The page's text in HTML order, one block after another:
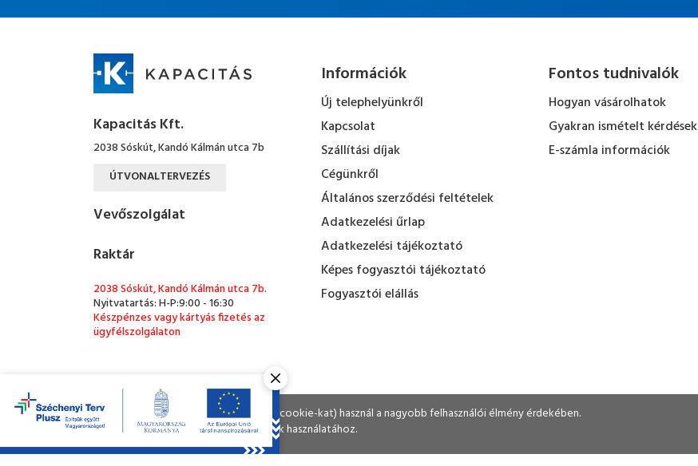
Kapacitás Kft.
2038 Sóskút, Kandó Kálmán utca 7b
ÚTVONALTERVEZÉS
Vevőszolgálat
Raktár
2038 Sóskút, Kandó Kálmán utca 7b.
Nyitvatartás: H-P:9:00 - 16:30
Készpénzes vagy kártyás fizetés az
ügyfélszolgálaton
ÚTVONALTERVEZÉS
Információk
Új telephelyünkről
Kapcsolat
Szállítási díjak
Cégünkről
Általános szerződési feltételek
Adatkezelési űrlap
Adatkezelési tájékoztató
Képes fogyasztói tájékoztató
Fogyasztói elállás
Fontos tudnivalók
Hogyan vásárolhatok
Gyakran ismételt kérdések
E-számla információk
Ahogy a legtöbb weboldal, a miénk is sütiket (cookie-kat) használ a nagyobb felhasználói élmény érdekében.
A böngészés folytatásával Ön hozzájárul a sütik használatához.